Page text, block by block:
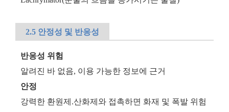
2.5 안정성 및 반응성
반응성 위험
알려진 바 없음, 이용 가능한 정보에 근거
안정
강력한 환원제.산화제와 접촉하면 화재 및 폭발 위험